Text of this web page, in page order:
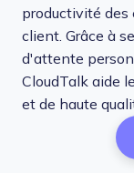
productivité des
client. Grâce à
d'attente
CloudTalk aide
et de haute